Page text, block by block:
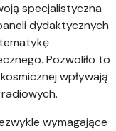
specjalistyczna
dydaktycznych
Pozwoliło to
wpływają
wymagające